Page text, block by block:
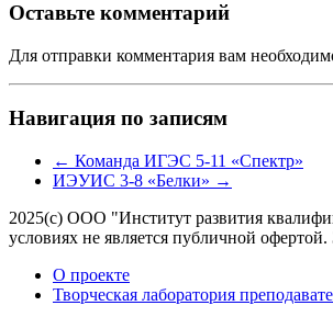
Оставьте комментарий
Для отправки комментария вам
Навигация по записям
← Команда ИГЭС 5-11 «Спектр»
ИЭУИС 3-8 «Белки» →
2025(с) ООО "Институт развития
условиях не является публичной
О проекте
Творческая лаборатория